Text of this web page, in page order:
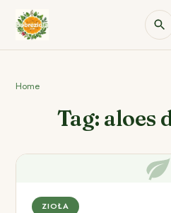
Home
Tag: aloes
ZIOŁA